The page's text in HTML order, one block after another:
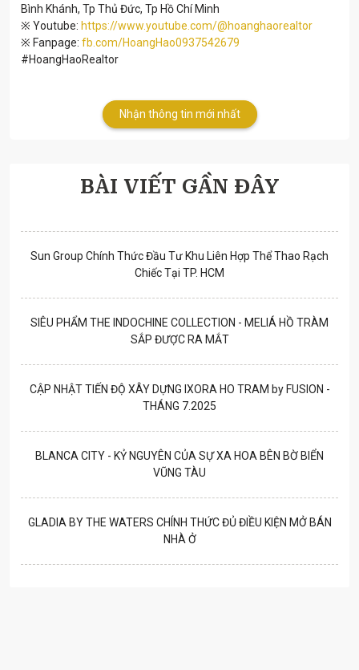
Bình Khánh, Tp Thủ Đức, Tp Hồ Chí Minh
※ Youtube: https://www.youtube.com/@hoanghaorealtor
※ Fanpage: fb.com/HoangHao0937542679
#HoangHaoRealtor
Nhận thông tin mới nhất
BÀI VIẾT GẦN ĐÂY
Sun Group Chính Thức Đầu Tư Khu Liên Hợp Thể Thao Rạch
Chiếc Tại TP. HCM
SIÊU PHẨM THE INDOCHINE COLLECTION - MELIÁ HỒ TRÀM
SẮP ĐƯỢC RA MẮT
CẬP NHẬT TIẾN ĐỘ XÂY DỰNG IXORA HO TRAM by FUSION -
THÁNG 7.2025
BLANCA CITY - KỶ NGUYÊN CỦA SỰ XA HOA BÊN BỜ BIỂN
VŨNG TÀU
GLADIA BY THE WATERS CHÍNH THỨC ĐỦ ĐIỀU KIỆN MỞ BÁN
NHÀ Ở